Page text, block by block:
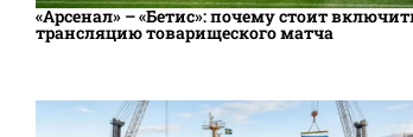
«Арсенал» – «Бетис»: почему стоит
трансляцию товарищеского матча